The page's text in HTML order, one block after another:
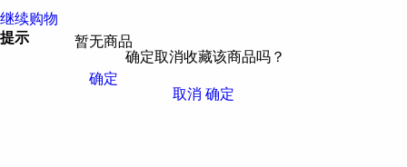
继续购物
提示
确定取消收藏该商品吗？
取消 确定
暂无商品
确定